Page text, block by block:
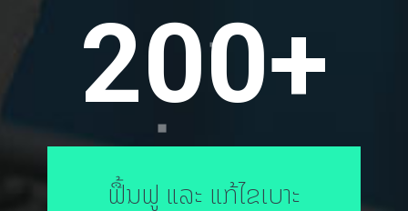
200+
ຟື້ນຟູ ແລະ ແກ້ໄຂເບາະ